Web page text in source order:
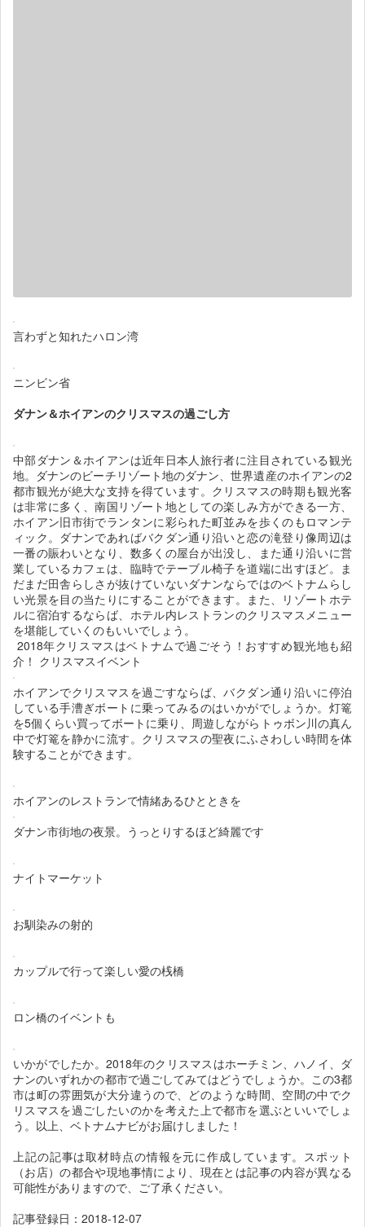
言わずと知れたハロン湾
ニンビン省
ダナン＆ホイアンのクリスマスの過ごし方
中部ダナン＆ホイアンは近年日本人旅行者に注目されている観光
地。ダナンのビーチリゾート地のダナン、世界遺産のホイアンの2
都市観光が絶大な支持を得ています。クリスマスの時期も観光客
は非常に多く、南国リゾート地としての楽しみ方ができる一方、
ホイアン旧市街でランタンに彩られた町並みを歩くのもロマンテ
ィック。ダナンであればバクダン通り沿いと恋の滝登り像周辺は
一番の賑わいとなり、数多くの屋台が出没し、また通り沿いに営
業しているカフェは、臨時でテーブル椅子を道端に出すほど。ま
だまだ田舎らしさが抜けていないダナンならではのベトナムらし
い光景を目の当たりにすることができます。また、リゾートホテ
ルに宿泊するならば、ホテル内レストランのクリスマスメニュー
を堪能していくのもいいでしょう。
2018年クリスマスはベトナムで過ごそう！おすすめ観光地も紹
介！ クリスマスイベント
ホイアンでクリスマスを過ごすならば、バクダン通り沿いに停泊
している手漕ぎボートに乗ってみるのはいかがでしょうか。灯篭
を5個くらい買ってボートに乗り、周遊しながらトゥボン川の真ん
中で灯篭を静かに流す。クリスマスの聖夜にふさわしい時間を体
験することができます。
ホイアンのレストランで情緒あるひとときを
ダナン市街地の夜景。うっとりするほど綺麗です
ナイトマーケット
お馴染みの射的
カップルで行って楽しい愛の桟橋
ロン橋のイベントも
いかがでしたか。2018年のクリスマスはホーチミン、ハノイ、ダ
ナンのいずれかの都市で過ごしてみてはどうでしょうか。この3都
市は町の雰囲気が大分違うので、どのような時間、空間の中でク
リスマスを過ごしたいのかを考えた上で都市を選ぶといいでしょ
う。以上、ベトナムナビがお届けしました！
上記の記事は取材時点の情報を元に作成しています。スポット
（お店）の都合や現地事情により、現在とは記事の内容が異なる
可能性がありますので、ご了承ください。
記事登録日：2018-12-07